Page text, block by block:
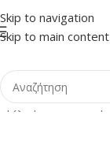
Skip to navigation
Skip to main content
Αρχική σελίδα Shop